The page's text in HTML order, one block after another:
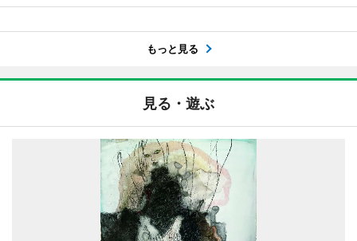
もっと見る
見る・遊ぶ